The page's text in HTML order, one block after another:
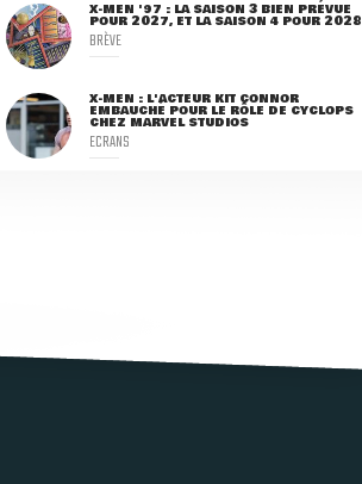
X-MEN '97 : LA SAISON 3 BIEN PRÉVUE
POUR 2027, ET LA SAISON 4 POUR 2028
BRÈVE
X-MEN : L'ACTEUR KIT CONNOR
EMBAUCHÉ POUR LE RÔLE DE CYCLOPS
CHEZ MARVEL STUDIOS
ECRANS